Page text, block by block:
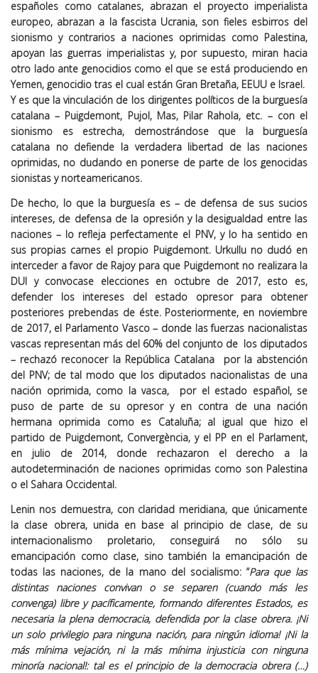
españoles como catalanes, abrazan el proyecto imperialista
europeo, abrazan a la fascista Ucrania, son fieles esbirros del
sionismo y contrarios a naciones oprimidas como Palestina,
apoyan las guerras imperialistas y, por supuesto, miran hacia
otro lado ante genocidios como el que se está produciendo en
Yemen, genocidio tras el cual están Gran Bretaña, EEUU e Israel.
Y es que la vinculación de los dirigentes políticos de la burguesía
catalana – Puigdemont, Pujol, Mas, Pilar Rahola, etc. – con el
sionismo es estrecha, demostrándose que la burguesía
catalana no defiende la verdadera libertad de las naciones
oprimidas, no dudando en ponerse de parte de los genocidas
sionistas y norteamericanos.
De hecho, lo que la burguesía es – de defensa de sus sucios
intereses, de defensa de la opresión y la desigualdad entre las
naciones – lo refleja perfectamente el PNV, y lo ha sentido en
sus propias carnes el propio Puigdemont. Urkullu no dudó en
interceder a favor de Rajoy para que Puigdemont no realizara la
DUI y convocase elecciones en octubre de 2017, esto es,
defender los intereses del estado opresor para obtener
posteriores prebendas de éste. Posteriormente, en noviembre
de 2017, el Parlamento Vasco – donde las fuerzas nacionalistas
vascas representan más del 60% del conjunto de los diputados
– rechazó reconocer la República Catalana por la abstención
del PNV; de tal modo que los diputados nacionalistas de una
nación oprimida, como la vasca, por el estado español, se
puso de parte de su opresor y en contra de una nación
hermana oprimida como es Cataluña; al igual que hizo el
partido de Puigdemont, Convergència, y el PP en el Parlament,
en julio de 2014, donde rechazaron el derecho a la
autodeterminación de naciones oprimidas como son Palestina
o el Sahara Occidental.
Lenin nos demuestra, con claridad meridiana, que únicamente
la clase obrera, unida en base al principio de clase, de su
internacionalismo proletario, conseguirá no sólo su
emancipación como clase, sino también la emancipación de
todas las naciones, de la mano del socialismo: “Para que las
distintas naciones convivan o se separen (cuando más les
convenga) libre y pacíficamente, formando diferentes Estados, es
necesaria la plena democracia, defendida por la clase obrera. ¡Ni
un solo privilegio para ninguna nación, para ningún idioma! ¡Ni la
más mínima vejación, ni la más mínima injusticia con ninguna
minoría nacional!: tal es el principio de la democracia obrera (…)